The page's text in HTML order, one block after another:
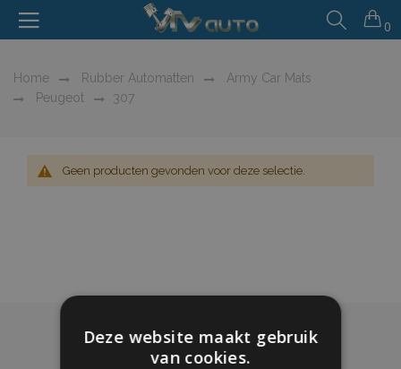
0
Home Rubber Automatten
Army Car Mats
Peugeot
307
Geen producten gevonden voor deze selectie.
Deze website maakt gebruik
van cookies.